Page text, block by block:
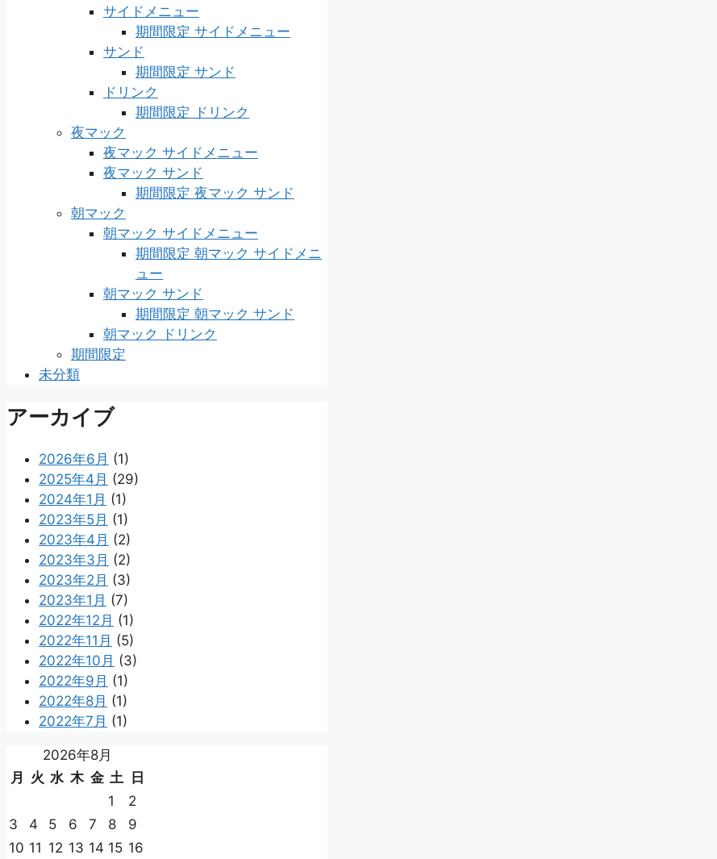
サイドメニュー
期間限定 サイドメニュー
サンド
期間限定 サンド
ドリンク
期間限定 ドリンク
夜マック
夜マック サイドメニュー
夜マック サンド
期間限定 夜マック サンド
朝マック
朝マック サイドメニュー
期間限定 朝マック サイドメニ
ュー
朝マック サンド
期間限定 朝マック サンド
朝マック ドリンク
期間限定
未分類
アーカイブ
2026年6月 (1)
2025年4月 (29)
2024年1月 (1)
2023年5月 (1)
2023年4月 (2)
2023年3月 (2)
2023年2月 (3)
2023年1月 (7)
2022年12月 (1)
2022年11月 (5)
2022年10月 (3)
2022年9月 (1)
2022年8月 (1)
2022年7月 (1)
2026年8月
月 火 水 木 金 土 日
1
2
3
4 5 6 7 8
9
10 11 12 13 14 15 16